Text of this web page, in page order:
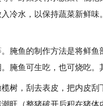
冷水，以保持蔬菜新鲜味
鱼的制作方法是将鲜鱼
腌鱼可生吃，也可烧吃。
，刮去表皮，把内皮刮
旺（整猪破开后积在猪体